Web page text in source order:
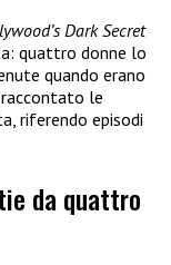
Dark Secret
quattro donne lo
quando erano
le
riferendo episodi
da quattro